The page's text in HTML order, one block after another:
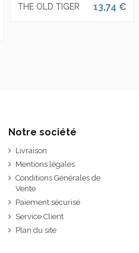
THE OLD TIGER 13,74 €
Notre société
Livraison
Mentions légales
Conditions Générales de
Vente
Paiement sécurisé
Service Client
Plan du site